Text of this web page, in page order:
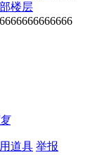
楼层
道具 举报